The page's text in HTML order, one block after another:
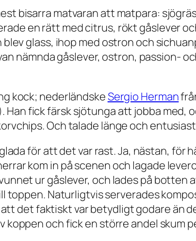
bisarra matvaran att matpara:
en rätt med citrus, rökt gåslever
glass, ihop med ostron och
nämnda gåslever, ostron, passion-
kock; nederländskeSergio Herman
fick färsk sjötunga att jobba med,
Och talade länge och
för att det var rast. Ja, nästan, för
kom in på scenen och lagade
ur gåslever, och lades på botten
toppen. Naturligtvis serverades
det faktiskt var betydligt godare än
koppen och fick en större andel skum